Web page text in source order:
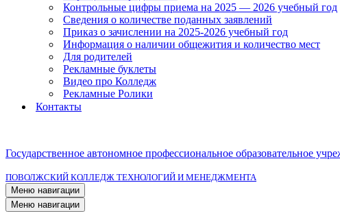
Контрольные цифры приема на 2025 — 2026 учебный год
Сведения о количестве поданных заявлений
Приказ о зачислении на 2025-2026 учебный год
Информация о наличии общежития и количество мест
Для родителей
Рекламные буклеты
Видео про Колледж
Рекламные Ролики
Контакты
Государственное автономное профессиональное образовательное
ПОВОЛЖСКИЙ КОЛЛЕДЖ ТЕХНОЛОГИЙ И МЕНЕДЖМЕНТА
Меню навигации
Меню навигации